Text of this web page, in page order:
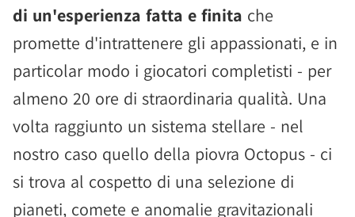
di un'esperienza fatta e finita che
promette d'intrattenere gli appassionati, e in
particolar modo i giocatori completisti - per
almeno 20 ore di straordinaria qualità. Una
volta raggiunto un sistema stellare - nel
nostro caso quello della piovra Octopus - ci
si trova al cospetto di una selezione di
pianeti, comete e anomalie gravitazionali